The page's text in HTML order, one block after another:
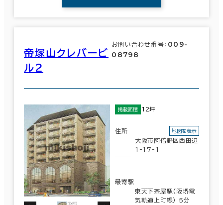
帝塚山クレバービ
ル２
お問い合わせ番号： 009-
08798
掲載面積 12坪
住所
大阪市阿倍野区西田辺
1-17-1
地図を表示
最寄駅
東天下茶屋駅(阪堺電
気軌道上町線) 5分